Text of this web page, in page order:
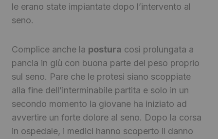
le erano state impiantate dopo l’intervento al
seno.
Complice anche la postura così prolungata a
pancia in giù con buona parte del peso proprio
sul seno. Pare che le protesi siano scoppiate
alla fine dell’interminabile partita e solo in un
secondo momento la giovane ha iniziato ad
avvertire un forte dolore al seno. Dopo la corsa
in ospedale, i medici hanno scoperto il danno